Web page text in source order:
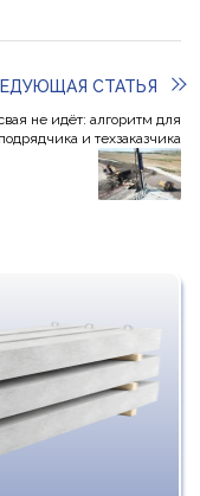
СТАТЬЯ
не идёт: алгоритм для
и техзаказчика